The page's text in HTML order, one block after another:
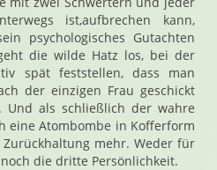
ist,aufbrechen kann,
psychologisches Gutachten
die wilde Hatz los, bei der
spät feststellen, dass man
der einzigen Frau geschickt
als schließlich der wahre
eine Atombombe in Kofferform
mehr. Weder für
die dritte Persönlichkeit.